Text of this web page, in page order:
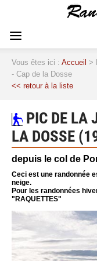
Vous êtes ici : Accueil >
- Cap de la Dosse
<< retour à la liste
PIC DE LA
LA DOSSE
depuis le col de
Ceci est une randonnée
neige.
Pour les randonnées
"RAQUETTES"